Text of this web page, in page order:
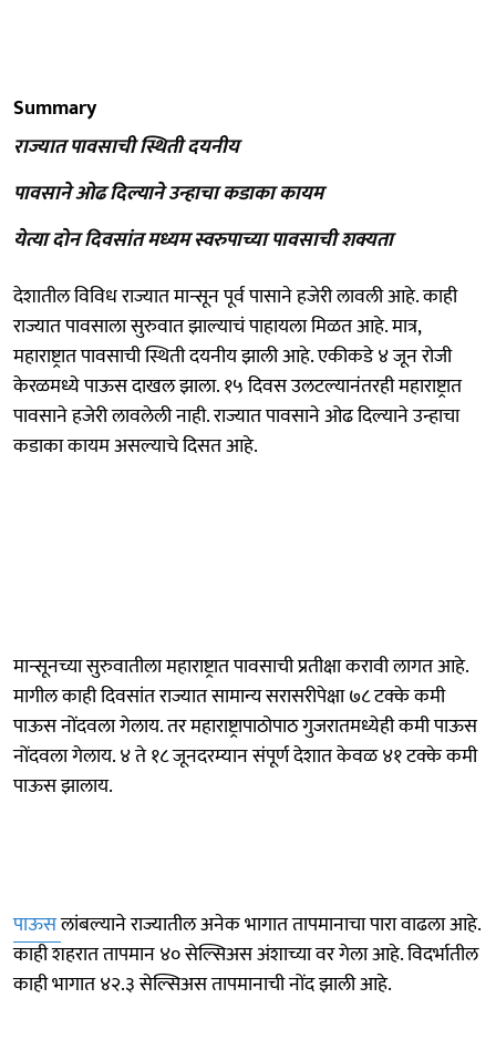
Summary
राज्यात पावसाची स्थिती दयनीय
पावसाने ओढ दिल्याने उन्हाचा कडाका कायम
येत्या दोन दिवसांत मध्यम स्वरुपाच्या पावसाची शक्यता
देशातील विविध राज्यात मान्सून पूर्व पासाने हजेरी लावली आहे. काही
राज्यात पावसाला सुरुवात झाल्याचं पाहायला मिळत आहे. मात्र,
महाराष्ट्रात पावसाची स्थिती दयनीय झाली आहे. एकीकडे ४ जून रोजी
केरळमध्ये पाऊस दाखल झाला. १५ दिवस उलटल्यानंतरही महाराष्ट्रात
पावसाने हजेरी लावलेली नाही. राज्यात पावसाने ओढ दिल्याने उन्हाचा
कडाका कायम असल्याचे दिसत आहे.
मान्सूनच्या सुरुवातीला महाराष्ट्रात पावसाची प्रतीक्षा करावी लागत आहे.
मागील काही दिवसांत राज्यात सामान्य सरासरीपेक्षा ७८ टक्के कमी
पाऊस नोंदवला गेलाय. तर महाराष्ट्रापाठोपाठ गुजरातमध्येही कमी पाऊस
नोंदवला गेलाय. ४ ते १८ जूनदरम्यान संपूर्ण देशात केवळ ४१ टक्के कमी
पाऊस झालाय.
पाऊसलांबल्याने राज्यातील अनेक भागात तापमानाचा पारा वाढला आहे.
काही शहरात तापमान ४० सेल्सिअस अंशाच्या वर गेला आहे. विदर्भातील
काही भागात ४२.३ सेल्सिअस तापमानाची नोंद झाली आहे.